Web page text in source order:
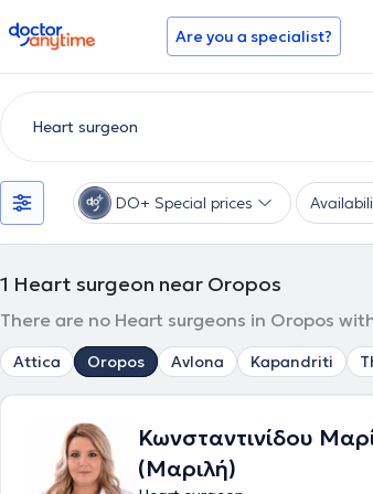
doctoranytime Are you a specialist?
DO+ Special prices
1 Heart surgeon near Oropos
There are no Heart surgeons in Oropos
Attica Oropos Avlona Kapandriti
Κωνσταντινίδου
(Μαριλή)